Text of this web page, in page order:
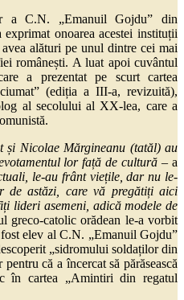
a C.N. „Emanuil Gojdu” din
onoarea acestei instituții
alături pe unul dintre cei mai
românești. A luat apoi cuvântul
a prezentat pe scurt cartea
(ediția a III-a, revizuită),
al secolului al XX-lea, care a
Nicolae Mărgineanu (tatăl) au
lor față de cultură – a
le-au frânt viețile, dar nu le-
de astăzi, care vă pregătiți aici
lideri asemeni, adică modele de
greco-catolic orădean le-a vorbit
elev al C.N. „Emanuil Gojdu”
„sidromului soldaților din
că a încercat să părăsească
în cartea „Amintiri din regatul